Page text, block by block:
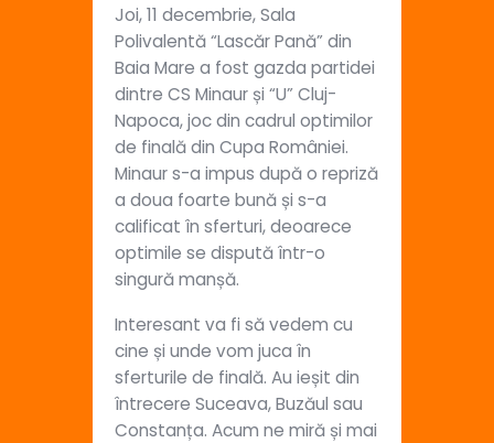
Joi, 11 decembrie, Sala
Polivalentă “Lascăr Pană” din
Baia Mare a fost gazda partidei
dintre CS Minaur și “U” Cluj-
Napoca, joc din cadrul optimilor
de finală din Cupa României.
Minaur s-a impus după o repriză
a doua foarte bună și s-a
calificat în sferturi, deoarece
optimile se dispută într-o
singură manșă.
Interesant va fi să vedem cu
cine și unde vom juca în
sferturile de finală. Au ieșit din
întrecere Suceava, Buzăul sau
Constanța. Acum ne miră și mai